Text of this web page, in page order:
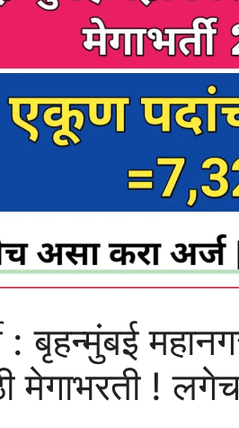
: बृहन्मुंबई
मेगाभरती !